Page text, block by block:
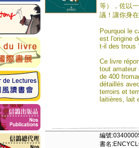
等），佐以
議！讓你身
Pourquoi le
est l'origine
t-il des trous
Ce livre
tout amateur
de 400
détaillés
terroirs et
laitières, lait
編號
書名